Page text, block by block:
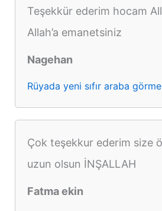
Teşekkür ederim hocam
Allah’a emanetsiniz
Nagehan
Rüyada yeni sıfır araba
Çok teşekkur ederim size
uzun olsun İNŞALLAH
Fatma ekin